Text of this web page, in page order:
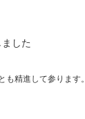
した
精進して参ります。